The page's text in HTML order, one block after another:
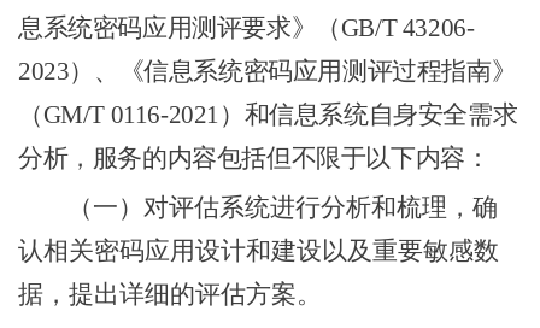
息系统密码应用测评要求》（GB/T 43206-
2023）、《信息系统密码应用测评过程指南》
（GM/T 0116-2021）和信息系统自身安全需求
分析，服务的内容包括但不限于以下内容：
（一）对评估系统进行分析和梳理，确
认相关密码应用设计和建设以及重要敏感数
据，提出详细的评估方案。